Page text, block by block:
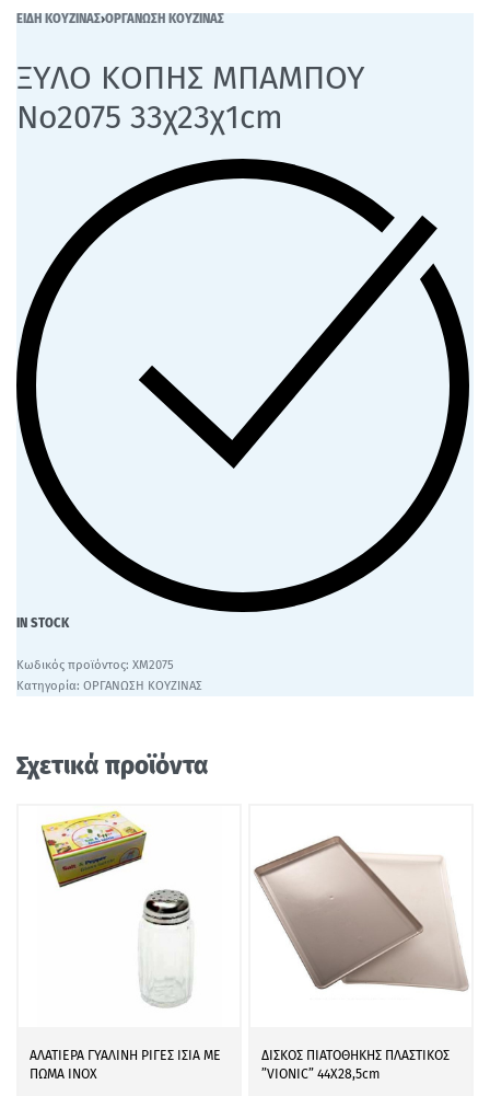
ΕΙΔΗ ΚΟΥΖΙΝΑΣ›ΟΡΓΑΝΩΣΗ ΚΟΥΖΙΝΑΣ
ΞΥΛΟ ΚΟΠΗΣ ΜΠΑΜΠΟΥ
Νο2075 33χ23χ1cm
IN STOCK
ΧΜ2075
Κατηγορία: ΟΡΓΑΝΩΣΗ ΚΟΥΖΙΝΑΣ
Σχετικά προϊόντα
ΑΛΑΤΙΕΡΑ ΓΥΑΛΙΝΗ ΡΙΓΕΣ ΙΣΙΑ ΜΕ
ΠΩΜΑ INOX
ΔΙΣΚΟΣ ΠΙΑΤΟΘΗΚΗΣ ΠΛΑΣΤΙΚΟΣ
”VIONIC” 44Χ28,5cm